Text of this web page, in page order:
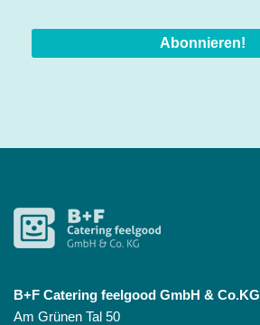
B+F Catering feelgood GmbH & Co.KG
Am Grünen Tal 50